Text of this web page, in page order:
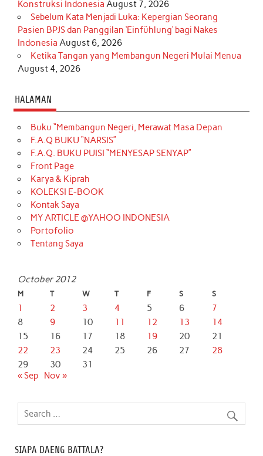
Konstruksi Indonesia August 7, 2026
Sebelum Kata Menjadi Luka: Kepergian Seorang
Pasien BPJS dan Panggilan ‘Einfühlung’ bagi Nakes
Indonesia August 6, 2026
Ketika Tangan yang Membangun Negeri Mulai Menua
August 4, 2026
HALAMAN
Buku “Membangun Negeri, Merawat Masa Depan
F.A.Q BUKU “NARSIS”
F.A.Q. BUKU PUISI “MENYESAP SENYAP”
Front Page
Karya & Kiprah
KOLEKSI E-BOOK
Kontak Saya
MY ARTICLE @YAHOO INDONESIA
Portofolio
Tentang Saya
October 2012
M T W T F S S
1 2 3 4 5 6
7
8
9 10 11 12 13
14
15
16 17 18 19 20
21
22
23 24 25 26 27
28
29
30
31
« Sep
Nov »
SIAPA DAENG BATTALA?